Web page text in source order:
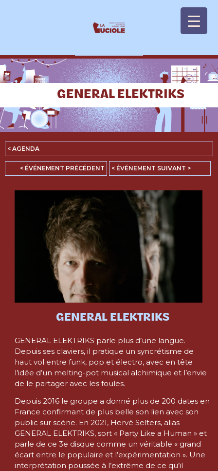
GENERAL ELEKTRIKS
< AGENDA
< ÉVÉNEMENT PRÉCÉDENT < ÉVÉNEMENT SUIVANT >
GENERAL ELEKTRIKS
GENERAL ELEKTRIKS parle plus d’une langue.
Depuis ses claviers, il pratique un syncrétisme de
haut vol entre funk, pop et électro, avec en tête
l’idée d’un melting-pot musical alchimique et l’envie
de le partager avec les foules.
Depuis 2016 le groupe a donné plus de 200 dates en
France confirmant de plus belle son lien avec son
public sur scène. En 2021, Hervé Selters, alias
GENERAL ELEKTRIKS, sort « Party Like a Human » et
parle de ce 3e disque comme un véritable « grand
écart entre le populaire et l’expérimentation ». Une
interprétation poussée à l’extrême de ce qu’il